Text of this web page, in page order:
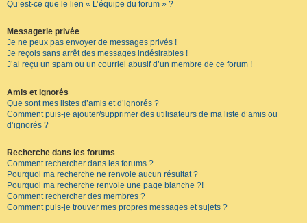
Qu’est-ce que le lien « L’équipe du forum » ?
Messagerie privée
Je ne peux pas envoyer de messages privés !
Je reçois sans arrêt des messages indésirables !
J’ai reçu un spam ou un courriel abusif d’un membre de ce forum !
Amis et ignorés
Que sont mes listes d’amis et d’ignorés ?
Comment puis-je ajouter/supprimer des utilisateurs de ma liste d’amis ou
d’ignorés ?
Recherche dans les forums
Comment rechercher dans les forums ?
Pourquoi ma recherche ne renvoie aucun résultat ?
Pourquoi ma recherche renvoie une page blanche ?!
Comment rechercher des membres ?
Comment puis-je trouver mes propres messages et sujets ?